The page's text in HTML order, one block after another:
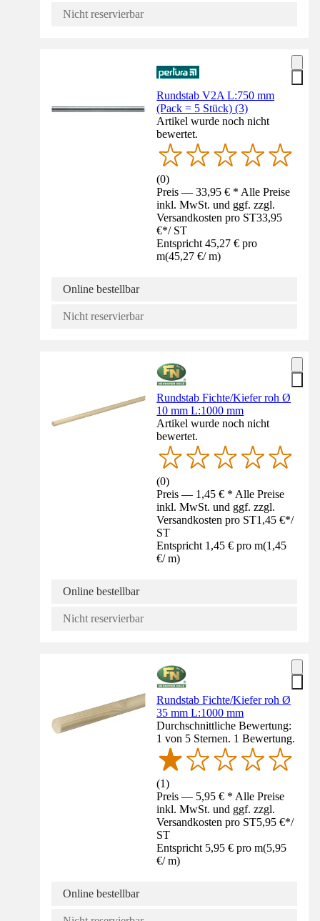
Nicht reservierbar
Rundstab V2A L:750 mm
(Pack = 5 Stück) (3)
Artikel wurde noch nicht
bewertet.
(0)
Preis — 33,95 € * Alle Preise
inkl. MwSt. und ggf. zzgl.
Versandkosten pro ST33,95
€*/ ST
Entspricht 45,27 € pro
m(45,27 €/ m)
Online bestellbar
Nicht reservierbar
Rundstab Fichte/Kiefer roh Ø
10 mm L:1000 mm
Artikel wurde noch nicht
bewertet.
(0)
Preis — 1,45 € * Alle Preise
inkl. MwSt. und ggf. zzgl.
Versandkosten pro ST1,45 €*/
ST
Entspricht 1,45 € pro m(1,45
€/ m)
Online bestellbar
Nicht reservierbar
Rundstab Fichte/Kiefer roh Ø
35 mm L:1000 mm
Durchschnittliche Bewertung:
1 von 5 Sternen. 1 Bewertung.
(1)
Preis — 5,95 € * Alle Preise
inkl. MwSt. und ggf. zzgl.
Versandkosten pro ST5,95 €*/
ST
Entspricht 5,95 € pro m(5,95
€/ m)
Online bestellbar